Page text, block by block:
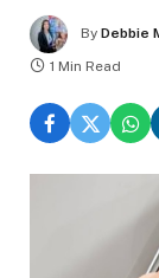
By Debbie
1 Min Read